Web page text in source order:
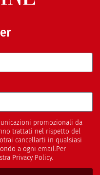
promozionali da
trattati nel rispetto del
cancellarti in qualsiasi
a ogni email.Per
Privacy Policy.